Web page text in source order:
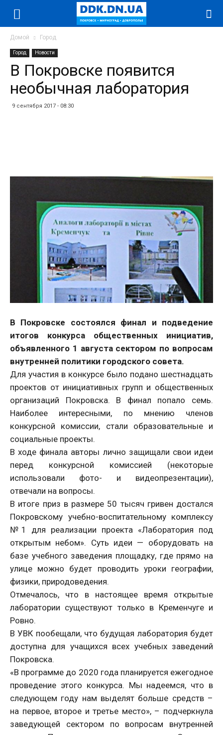
Домой Город
Город Новости
В Покровске появится
необычная лаборатория
9 сентября 2017 - 08:30
В Покровске состоялся финал и подведение
итогов конкурса общественных инициатив,
объявленного 1 августа сектором по вопросам
внутренней политики городского совета.
Для участия в конкурсе было подано шестнадцать
проектов от инициативных групп и общественных
организаций Покровска. В финал попало семь.
Наиболее интересными, по мнению членов
конкурсной комиссии, стали образовательные и
социальные проекты.
В ходе финала авторы лично защищали свои идеи
перед конкурсной комиссией (некоторые
использовали фото- и видеопрезентации),
отвечали на вопросы.
В итоге приз в размере 50 тысяч гривен достался
Покровскому учебно-воспитательному комплексу
№1 для реализации проекта «Лаборатория под
открытым небом». Суть идеи — оборудовать на
базе учебного заведения площадку, где прямо на
улице можно будет проводить уроки географии,
физики, природоведения.
Отмечалось, что в настоящее время открытые
лаборатории существуют только в Кременчуге и
Ровно.
В УВК пообещали, что будущая лаборатория будет
доступна для учащихся всех учебных заведений
Покровска.
«В программе до 2020 года планируется ежегодное
проведение этого конкурса. Мы надеемся, что в
следующем году нам выделят больше средств –
на первое, второе и третье место», – подчеркнула
заведующей сектором по вопросам внутренней